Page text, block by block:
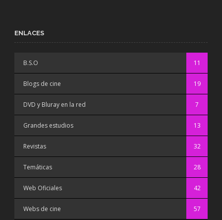
ENLACES
B.S.O 11
Blogs de cine 19
DVD y Bluray en la red 7
Grandes estudios 13
Revistas 32
Temáticas 28
Web Oficiales 42
Webs de cine 57